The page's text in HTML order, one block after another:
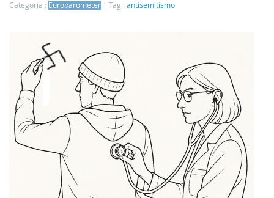
Categoria : Eurobarometer Tag : antisemitismo